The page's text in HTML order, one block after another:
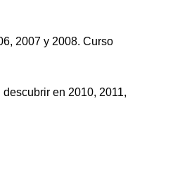
2007 y 2008. Curso
en 2010, 2011,